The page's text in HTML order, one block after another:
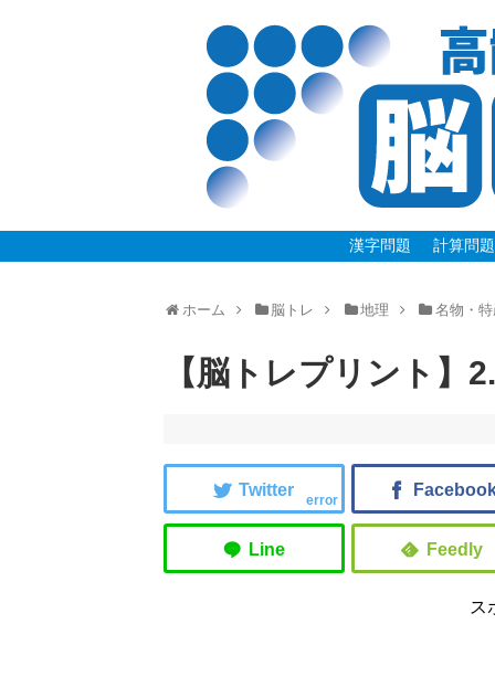
漢字問題 計算問題
ホーム 脳トレ 地理 名物・
【脳トレプリント】
error
ス